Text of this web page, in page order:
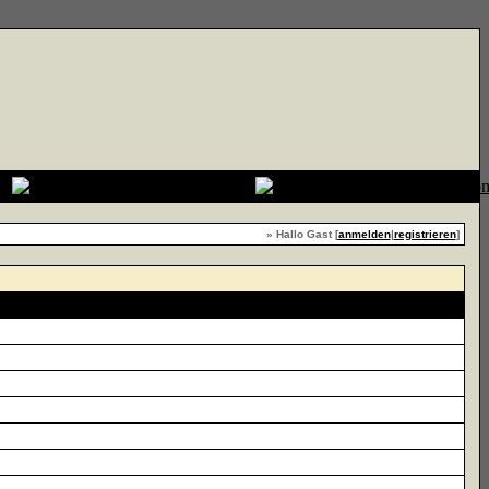
» Hallo Gast [anmelden|registrieren]